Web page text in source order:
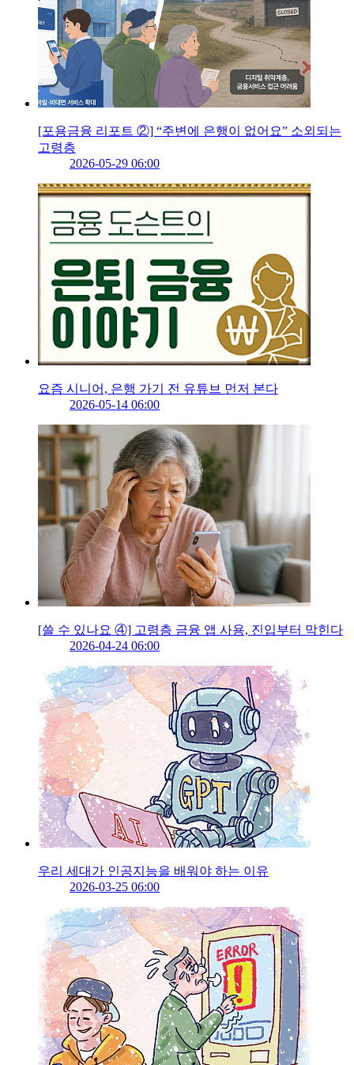
[포용금융 리포트 ②] “주변에 은행이 없어요” 소외되는
고령층
2026-05-29 06:00
요즘 시니어, 은행 가기 전 유튜브 먼저 본다
2026-05-14 06:00
[쓸 수 있나요 ④] 고령층 금융 앱 사용, 진입부터 막힌다
2026-04-24 06:00
우리 세대가 인공지능을 배워야 하는 이유
2026-03-25 06:00